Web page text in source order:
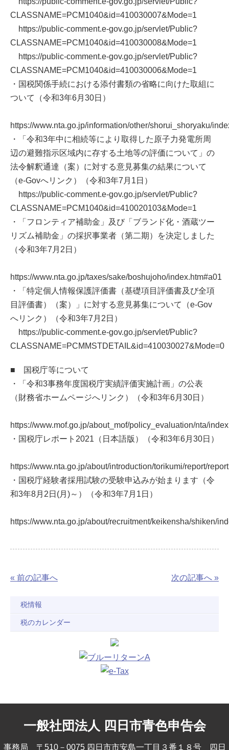
CLASSNAME=PCM1040&id=410030007&Mode=1
https://public-comment.e-gov.go.jp/servlet/Public?
CLASSNAME=PCM1040&id=410030008&Mode=1
https://public-comment.e-gov.go.jp/servlet/Public?
CLASSNAME=PCM1040&id=410030006&Mode=1
・国税関係手続における添付書類の省略に向けた取組に
ついて（令和3年6月30日）
https://www.nta.go.jp/information/other/shorui_shoryaku/
・「令和3年中に相続等により取得した原子力発電所周
辺の避難指示区域内に存する土地等の評価について」の
法令解釈通達（案）に対する意見募集の結果について
（e-Govへリンク）（令和3年7月1日）
https://public-comment.e-gov.go.jp/servlet/Public?
CLASSNAME=PCM1040&id=410020103&Mode=1
・「フロンティア補助金」及び「ブランド化・酒蔵ツー
リズム補助金」の採択事業者（第二期）を決定しました
（令和3年7月2日）
https://www.nta.go.jp/taxes/sake/boshujoho/index.htm#a01
・「特定個人情報保護評価書（基礎項目評価書及び全項
目評価書）（案）」に対する意見募集について（e-Gov
へリンク）（令和3年7月2日）
https://public-comment.e-gov.go.jp/servlet/Public?
CLASSNAME=PCMMSTDETAIL&id=410030027&Mode=0
■ 国税庁等について
・「令和3事務年度国税庁実績評価実施計画」の公表
（財務省ホームページへリンク）（令和3年6月30日）
https://www.mof.go.jp/about_mof/policy_evaluation/nta/
・国税庁レポート2021（日本語版）（令和3年6月30日）
https://www.nta.go.jp/about/introduction/torikumi/report/
・国税庁経験者採用試験の受験申込みが始まります（令
和3年8月2日(月)～）（令和3年7月1日）
https://www.nta.go.jp/about/recruitment/keikensha/shiken/
« 前の記事へ 次の記事へ »
税情報
税のカレンダー
一般社団法人 四日市青色申告会
事務局 〒510－0075 四日市市安島一丁目３番１８号 四日